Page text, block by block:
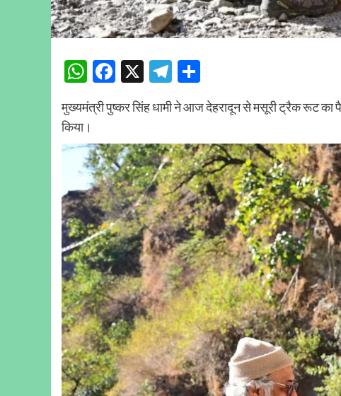
WhatsApp
Facebook
X Telegram
मुख्यमंत्री पुष्कर सिंह धामी ने आज देहरादून से मसूरी ट्रैक रूट का
किया।